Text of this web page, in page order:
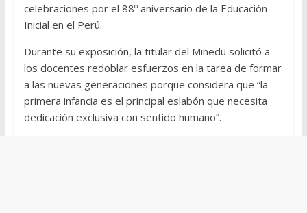
celebraciones por el 88º aniversario de la Educación
Inicial en el Perú.
Durante su exposición, la titular del Minedu solicitó a
los docentes redoblar esfuerzos en la tarea de formar
a las nuevas generaciones porque considera que “la
primera infancia es el principal eslabón que necesita
dedicación exclusiva con sentido humano”.